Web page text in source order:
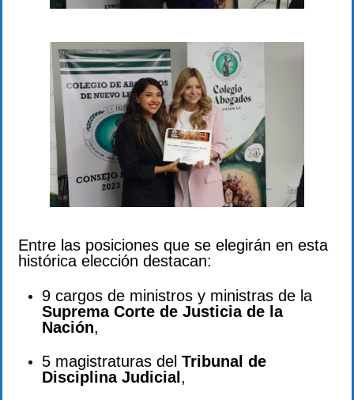
Entre las posiciones que se elegirán en esta
histórica elección destacan:
9 cargos de ministros y ministras de la
Suprema Corte de Justicia de la
Nación,
5 magistraturas del Tribunal de
Disciplina Judicial ,